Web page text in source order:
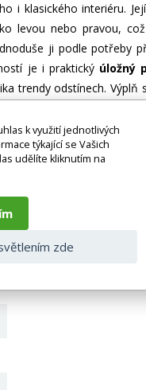
i klasického interiéru.
levou nebo pravou,
ji podle potřeby
je i praktický úložný
trendy odstínech.
tři velké opěrné a tři
spotřebičů,
charakteru zboží.
do el. podoby. V
k využití jednotlivých
týkající se Vašich
udělíte kliknutím na
zde